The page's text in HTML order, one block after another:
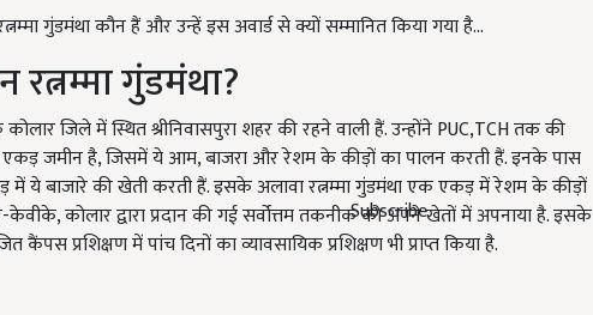
Subscribe
गुंडमंथा कौन हैं और उन्हें इस अवार्ड से क्यों सम्मानित किया गया है...
गुंडमंथा?
जिले में स्थित श्रीनिवासपुरा शहर की रहने वाली हैं. उन्होंने PUC,TCH तक की
जमीन है, जिसमें ये आम, बाजरा और रेशम के कीड़ों का पालन करती हैं. इनके पास
बाजारे की खेती करती हैं. इसके अलावा रत्नम्मा गुंडमंथा एक एकड़ में रेशम के कीड़ों
कोलार द्वारा प्रदान की गई सर्वोत्तम तकनीक को अपने खेतों में अपनाया है. इसके
कैंपस प्रशिक्षण में पांच दिनों का व्यावसायिक प्रशिक्षण भी प्राप्त किया है.